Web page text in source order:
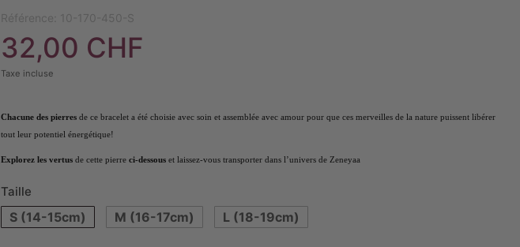
Référence: 10-170-450-S
32,00 CHF
Taxe incluse
Chacune des pierres de ce bracelet a été choisie avec soin et assemblée avec amour pour que ces merveilles de la nature puissent libérer
tout leur potentiel énergétique!
Explorez les vertus de cette pierre ci-dessous et laissez-vous transporter dans l’univers de Zeneyaa
Taille
S (14-15cm) M (16-17cm) L (18-19cm)